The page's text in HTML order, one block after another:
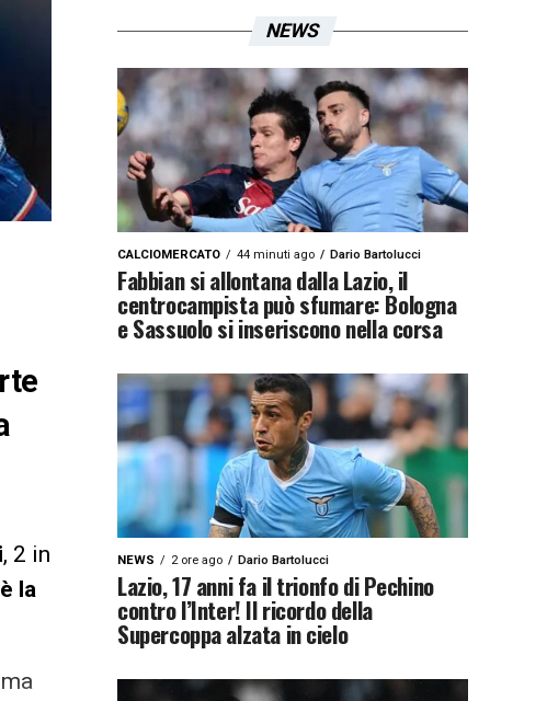
, 2 in
la
NEWS
CALCIOMERCATO 44 minuti ago Dario Bartolucci
Fabbian si allontana dalla Lazio, il
centrocampista può sfumare: Bologna
e Sassuolo si inseriscono nella corsa
NEWS 2 ore ago Dario Bartolucci
Lazio, 17 anni fa il trionfo di Pechino
contro l’Inter! Il ricordo della
Supercoppa alzata in cielo